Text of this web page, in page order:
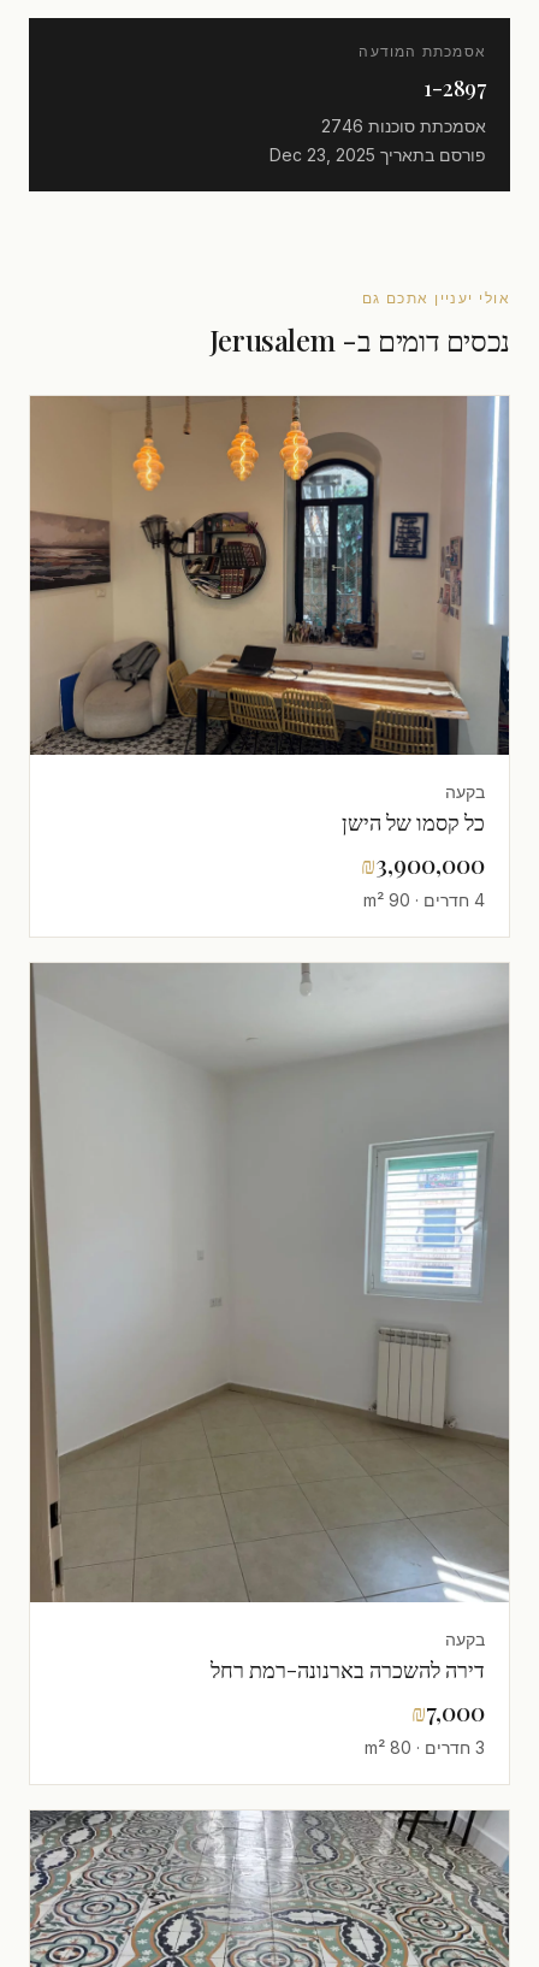
אסמכתת המודעה
1-2897
אסמכתת סוכנות
פורסם בתאריך
אולי יעניין אתכם גם
נכסים דומים ב- Jerusalem
בקעה
כל קסמו של הישן
₪3,900,000
4 חדרים · 90 m²
בקעה
דירה להשכרה בארנונה-רמת רחל
₪7,000
3 חדרים · 80 m²